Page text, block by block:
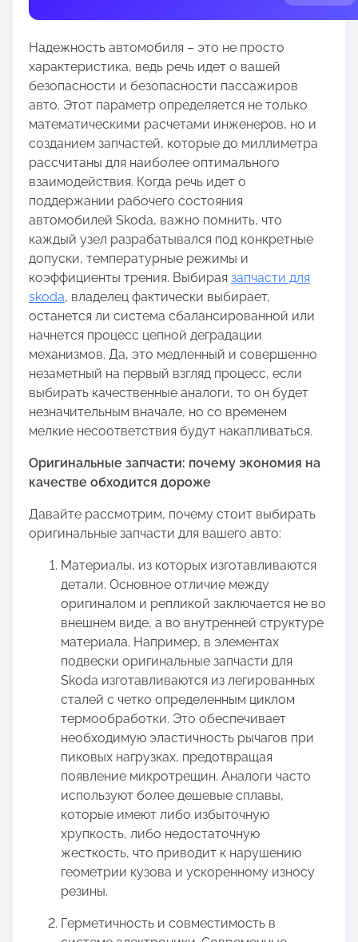
t
i
s
p
o
s
t
o
n
:
Надежность автомобиля – это не просто
характеристика, ведь речь идет о вашей
безопасности и безопасности пассажиров
авто. Этот параметр определяется не только
математическими расчетами инженеров, но и
созданием запчастей, которые до миллиметра
рассчитаны для наиболее оптимального
взаимодействия. Когда речь идет о
поддержании рабочего состояния
автомобилей Skoda, важно помнить, что
каждый узел разрабатывался под конкретные
допуски, температурные режимы и
коэффициенты трения. Выбирая запчасти для
skoda, владелец фактически выбирает,
останется ли система сбалансированной или
начнется процесс цепной деградации
механизмов. Да, это медленный и совершенно
незаметный на первый взгляд процесс, если
выбирать качественные аналоги, то он будет
незначительным вначале, но со временем
мелкие несоответствия будут накапливаться.
Оригинальные запчасти: почему экономия на
качестве обходится дороже
Давайте рассмотрим, почему стоит выбирать
оригинальные запчасти для вашего авто:
Материалы, из которых изготавливаются
детали. Основное отличие между
оригиналом и репликой заключается не во
внешнем виде, а во внутренней структуре
материала. Например, в элементах
подвески оригинальные запчасти для
Skoda изготавливаются из легированных
сталей с четко определенным циклом
термообработки. Это обеспечивает
необходимую эластичность рычагов при
пиковых нагрузках, предотвращая
появление микротрещин. Аналоги часто
используют более дешевые сплавы,
которые имеют либо избыточную
хрупкость, либо недостаточную
жесткость, что приводит к нарушению
геометрии кузова и ускоренному износу
резины.
Герметичность и совместимость в